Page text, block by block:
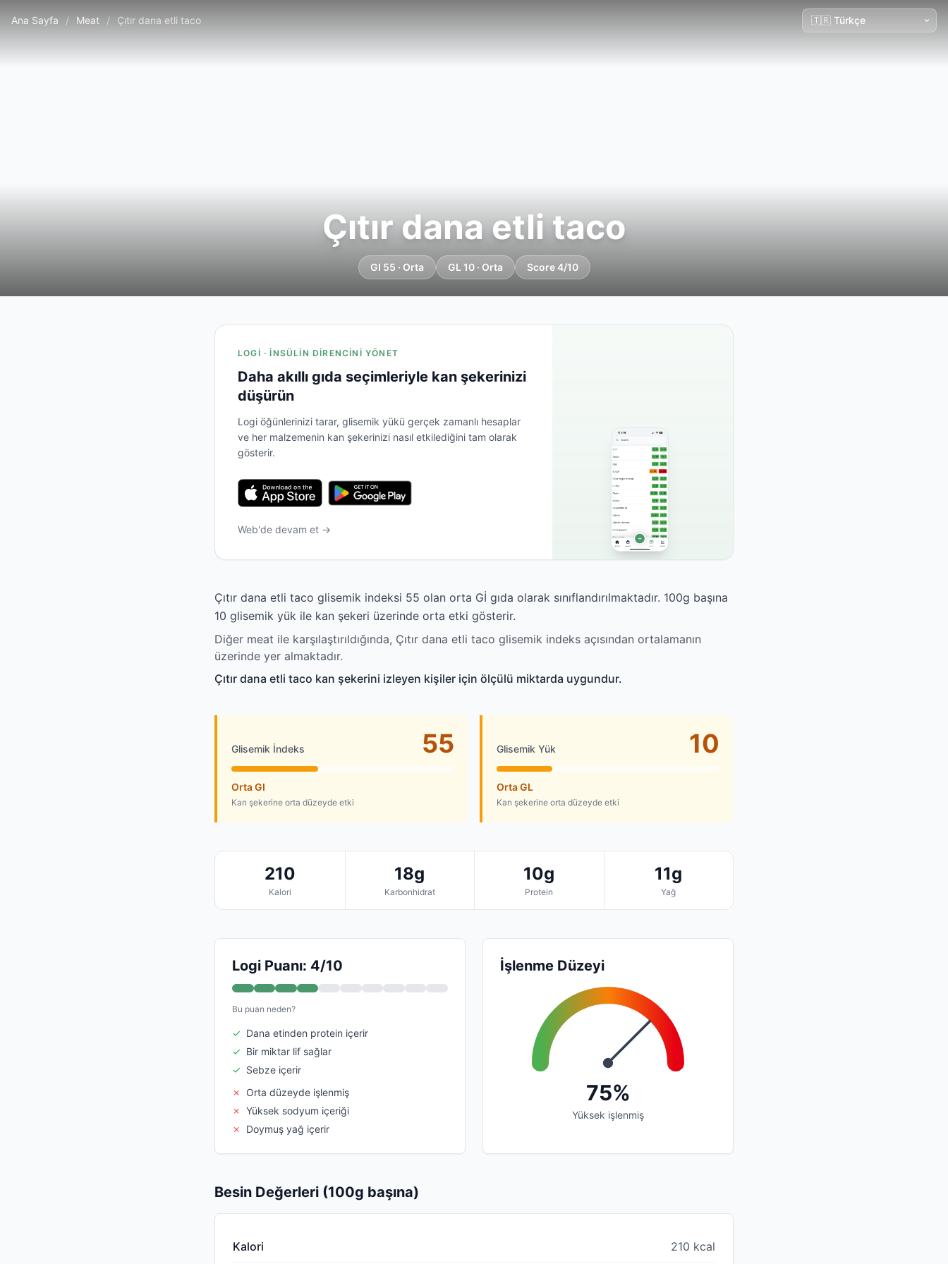
Ana Sayfa / Meat / Çıtır dana etli taco
Çıtır dana etli taco
GI 55 · Orta GL 10 · Orta Score 4/10
LOGI · İNSÜLIN DIRENCINI YÖNET
Daha akıllı gıda seçimleriyle kan şekerinizi
düşürün
Logi öğünlerinizi tarar, glisemik yükü gerçek zamanlı hesaplar
ve her malzemenin kan şekerinizi nasıl etkilediğini tam olarak
gösterir.
Web'de devam et →
Çıtır dana etli taco glisemik indeksi 55 olan orta Gİ gıda olarak sınıflandırılmaktadır. 100g başına
10 glisemik yük ile kan şekeri üzerinde orta etki gösterir.
Diğer meat ile karşılaştırıldığında, Çıtır dana etli taco glisemik indeks açısından ortalamanın
üzerinde yer almaktadır.
Çıtır dana etli taco kan şekerini izleyen kişiler için ölçülü miktarda uygundur.
Glisemik İndeks 55
Orta GI
Kan şekerine orta düzeyde etki
Glisemik Yük 10
Orta GL
Kan şekerine orta düzeyde etki
210
Kalori
18g
Karbonhidrat
10g
Protein
11g
Yağ
Logi Puanı: 4/10
Bu puan neden?
✓ Dana etinden protein içerir
✓ Bir miktar lif sağlar
✓ Sebze içerir
✗
Orta düzeyde işlenmiş
✗ Yüksek sodyum içeriği
✗
Doymuş yağ içerir
İşlenme Düzeyi
75%
Yüksek işlenmiş
Besin Değerleri (100g başına)
Kalori 210 kcal